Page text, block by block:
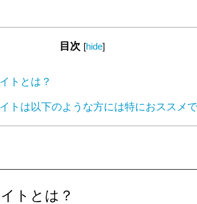
目次 [hide]
トとは？
トは以下のような方には特におススメ
トとは？